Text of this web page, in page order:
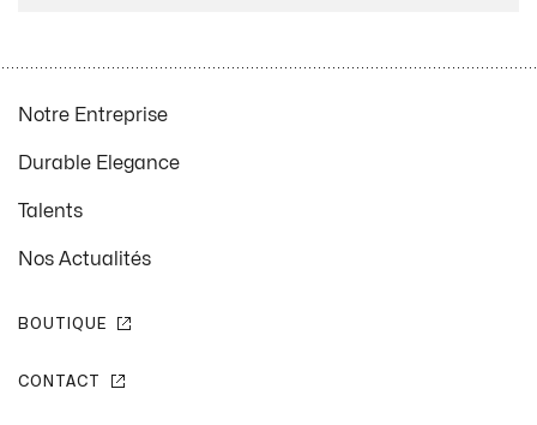
Notre Entreprise
Durable Elegance
Talents
Nos Actualités
BOUTIQUE
CONTACT